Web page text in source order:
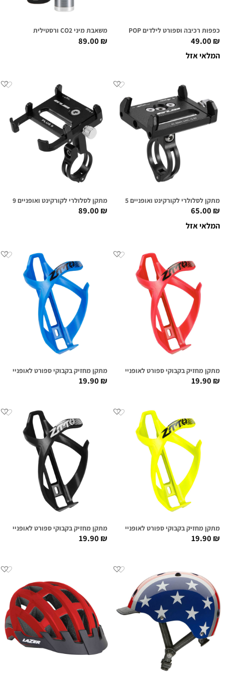
כפפות רכיבה וספורט לילדים POP
49.00₪
המלאי אזל
משאבת מיני CO2 ורסטילית
89.00₪
מתקן לסלולרי לקורקינט ואופניים GUB G-85 שחור
65.00₪
המלאי אזל
מתקן לסלולרי לקורקינט ואופניים GUB PLUS 9 שחור
89.00₪
מתקן מחזיק בקבוקי ספורט לאופניים אדום
19.90₪
מתקן מחזיק בקבוקי ספורט לאופניים
19.90₪
מתקן מחזיק בקבוקי ספורט לאופניים צהוב
19.90₪
מתקן מחזיק בקבוקי ספורט לאופניים
19.90₪